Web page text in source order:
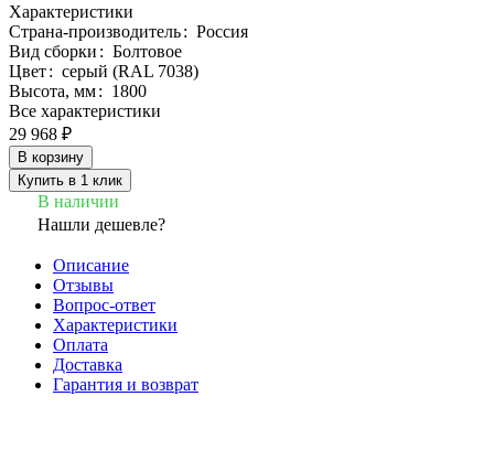
Характеристики
Страна-производитель: Россия
Вид сборки : Болтовое
Цвет: серый (RAL 7038)
Высота, мм: 1800
Все характеристики
29 968 ₽
В корзину
Купить в 1 клик
В наличии
Нашли дешевле?
Описание
Отзывы
Вопрос-ответ
Характеристики
Оплата
Доставка
Гарантия и возврат